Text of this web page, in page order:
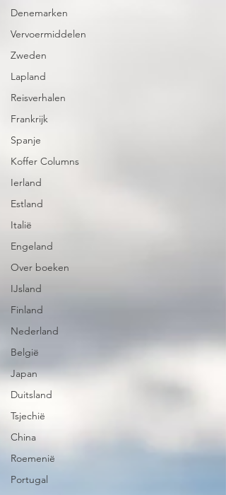
Denemarken
Vervoermiddelen
Zweden
Lapland
Reisverhalen
Frankrijk
Spanje
Koffer Columns
Ierland
Estland
Italië
Engeland
Over boeken
IJsland
Finland
Nederland
België
Japan
Duitsland
Tsjechië
China
Roemenië
Portugal